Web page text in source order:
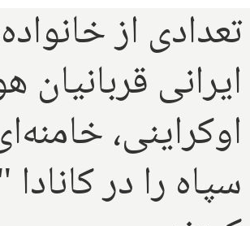
تعدادی از
ایرانی قربانیان
اوکراینی،
سپاه را در